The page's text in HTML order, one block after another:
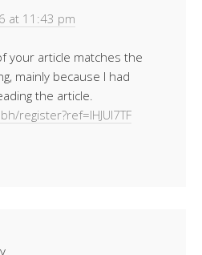
at 11:43 pm
your article matches the
mainly because I had
the article.
register?ref=IHJUI7TF